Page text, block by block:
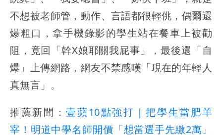
不想被老師管，動作、言語都很輕佻，偶爾還
爆粗口，拿手機錄影的學生站在餐車上被勸
阻，竟回「幹X娘耶關我屁事」，最後還「自
爆」上傳網路，網友不禁感嘆「現在的年輕人
真無言」。
推薦新聞：壹蘋10點強打｜把學生當肥羊
宰！明道中學名師開價「想當選手先繳2萬」